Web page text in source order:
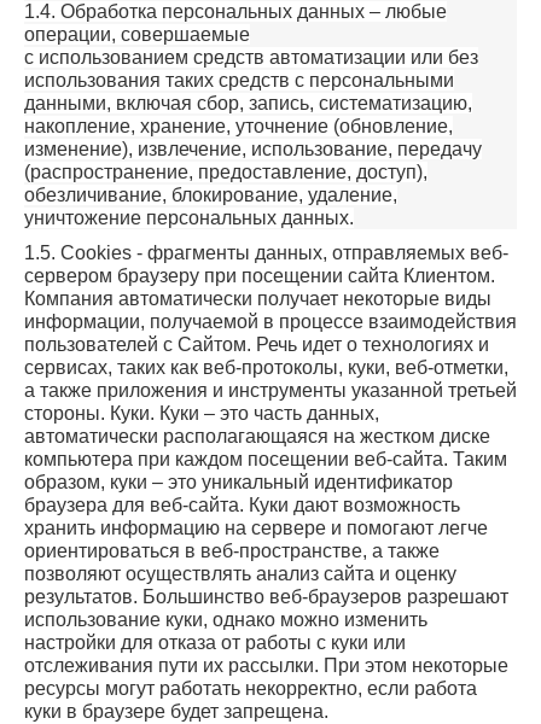
1.4. Обработка персональных данных – любые
операции, совершаемые
с использованием средств автоматизации или без
использования таких средств с персональными
данными, включая сбор, запись, систематизацию,
накопление, хранение, уточнение (обновление,
изменение), извлечение, использование, передачу
(распространение, предоставление, доступ),
обезличивание, блокирование, удаление,
уничтожение персональных данных.
1.5. Cookies - фрагменты данных, отправляемых веб-
сервером браузеру при посещении сайта Клиентом.
Компания автоматически получает некоторые виды
информации, получаемой в процессе взаимодействия
пользователей с Cайтом. Речь идет о технологиях и
сервисах, таких как веб-протоколы, куки, веб-отметки,
а также приложения и инструменты указанной третьей
стороны. Куки. Куки – это часть данных,
автоматически располагающаяся на жестком диске
компьютера при каждом посещении веб-сайта. Таким
образом, куки – это уникальный идентификатор
браузера для веб-сайта. Куки дают возможность
хранить информацию на сервере и помогают легче
ориентироваться в веб-пространстве, а также
позволяют осуществлять анализ сайта и оценку
результатов. Большинство веб-браузеров разрешают
использование куки, однако можно изменить
настройки для отказа от работы с куки или
отслеживания пути их рассылки. При этом некоторые
ресурсы могут работать некорректно, если работа
куки в браузере будет запрещена.